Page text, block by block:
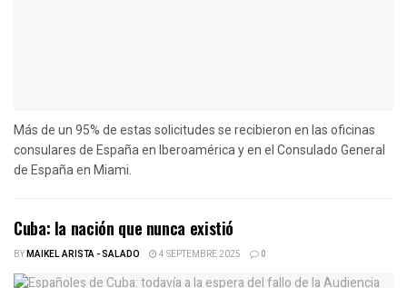
Más de un 95% de estas solicitudes se recibieron en las oficinas
consulares de España en Iberoamérica y en el Consulado General
de España en Miami.
Cuba: la nación que nunca existió
BYMAIKEL ARISTA - SALADO 4 SEPTEMBRE 2025 0